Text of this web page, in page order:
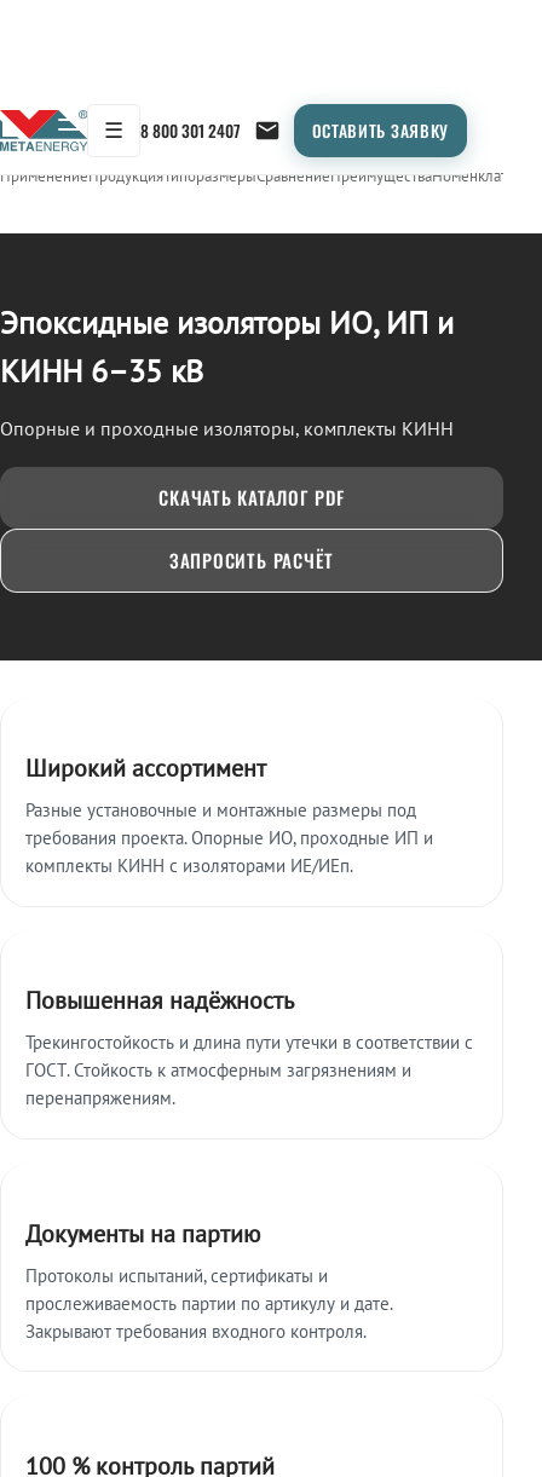
☰ 8 800 301 2407 ОСТАВИТЬ ЗАЯВКУ
← Продукция/ИЗОЛЯТОРЫ ЭПОКСИДНЫЕ (ИО, ИП, КИНН)
ПрименениеПродукцияТипоразмерыСравнениеПреимуществаНоменклатура
Эпоксидные изоляторы ИО, ИП и
КИНН 6–35 кВ
Опорные и проходные изоляторы, комплекты КИНН
СКАЧАТЬ КАТАЛОГ PDF
ЗАПРОСИТЬ РАСЧЁТ
Широкий ассортимент
Разные установочные и монтажные размеры под
требования проекта. Опорные ИО, проходные ИП и
комплекты КИНН с изоляторами ИЕ/ИЕп.
Повышенная надёжность
Трекингостойкость и длина пути утечки в соответствии с
ГОСТ. Стойкость к атмосферным загрязнениям и
перенапряжениям.
Документы на партию
Протоколы испытаний, сертификаты и
прослеживаемость партии по артикулу и дате.
Закрывают требования входного контроля.
100 % контроль партий